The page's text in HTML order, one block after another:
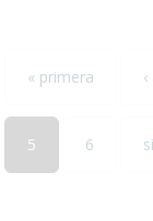
« primera
5 6